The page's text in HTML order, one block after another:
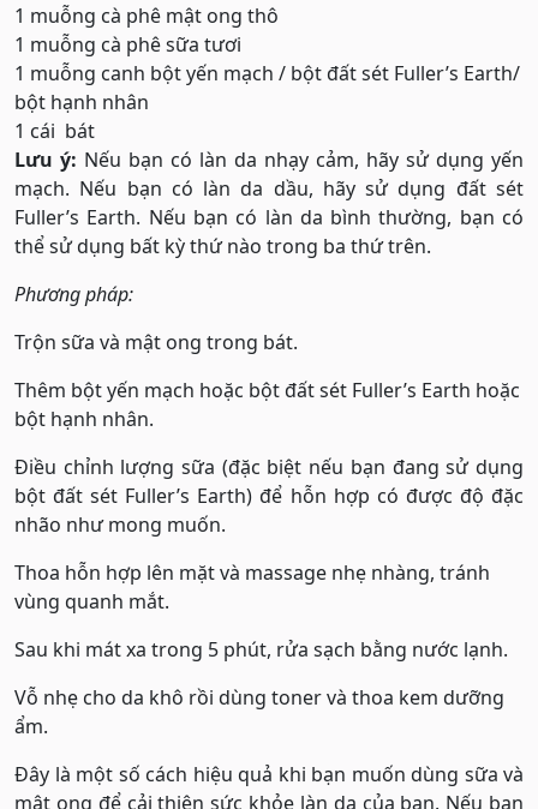
1 muỗng cà phê mật ong thô
1 muỗng cà phê sữa tươi
1 muỗng canh bột yến mạch / bột đất sét Fuller’s Earth/
bột hạnh nhân
1 cái bát
Lưu ý: Nếu bạn có làn da nhạy cảm, hãy sử dụng yến
mạch. Nếu bạn có làn da dầu, hãy sử dụng đất sét
Fuller’s Earth. Nếu bạn có làn da bình thường, bạn có
thể sử dụng bất kỳ thứ nào trong ba thứ trên.
Phương pháp:
Trộn sữa và mật ong trong bát.
Thêm bột yến mạch hoặc bột đất sét Fuller’s Earth hoặc
bột hạnh nhân.
Điều chỉnh lượng sữa (đặc biệt nếu bạn đang sử dụng
bột đất sét Fuller’s Earth) để hỗn hợp có được độ đặc
nhão như mong muốn.
Thoa hỗn hợp lên mặt và massage nhẹ nhàng, tránh
vùng quanh mắt.
Sau khi mát xa trong 5 phút, rửa sạch bằng nước lạnh.
Vỗ nhẹ cho da khô rồi dùng toner và thoa kem dưỡng
ẩm.
Đây là một số cách hiệu quả khi bạn muốn dùng sữa và
mật ong để cải thiện sức khỏe làn da của bạn. Nếu bạn